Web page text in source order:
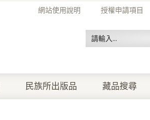
網站使用說明 授權申請項目
民族所出版品 藏品搜尋